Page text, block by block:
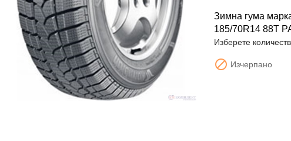
Зимна гума
185/70R14 88T
Изберете
 Изчерпано